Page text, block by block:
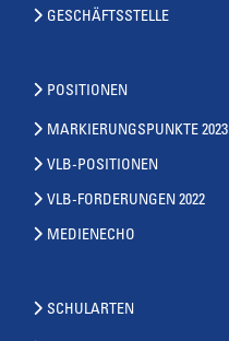
GESCHÄFTSSTELLE
POSITIONEN
MARKIERUNGSPUNKTE 2023
VLB-POSITIONEN
VLB-FORDERUNGEN 2022
MEDIENECHO
SCHULARTEN